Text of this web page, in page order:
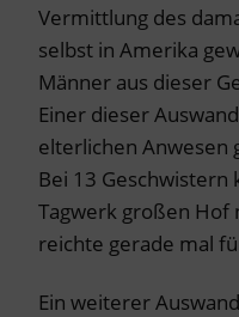
Vermittlung des
selbst in Amerika
Männer aus dieser
Einer dieser
elterlichen Anwesen
Bei 13
Tagwerk großen Hof
reichte gerade mal
Ein weiterer